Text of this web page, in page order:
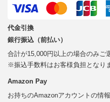
代金引換
銀行振込（前払い）
合計が15,000円以上の場合のみご
※振込手数料はお客様負担となり
Amazon Pay
お持ちのAmazonアカウントの情